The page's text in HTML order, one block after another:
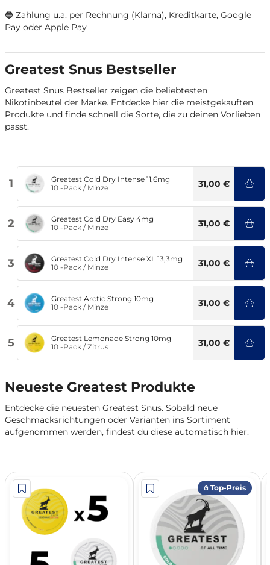
🔵 Zahlung u.a. per Rechnung (Klarna), Kreditkarte, Google
Pay oder Apple Pay
Greatest Snus Bestseller
Greatest Snus Bestseller zeigen die beliebtesten
Nikotinbeutel der Marke. Entdecke hier die meistgekauften
Produkte und finde schnell die Sorte, die zu deinen Vorlieben
passt.
1
Greatest Cold Dry Intense 11,6mg
10 -Pack / Minze 31,00 €
2
Greatest Cold Dry Easy 4mg
10 -Pack / Minze 31,00 €
3
Greatest Cold Dry Intense XL 13,3mg
10 -Pack / Minze 31,00 €
4
Greatest Arctic Strong 10mg
10 -Pack / Minze 31,00 €
5
Greatest Lemonade Strong 10mg
10 -Pack /Zitrus 31,00 €
Neueste Greatest Produkte
Entdecke die neuesten Greatest Snus. Sobald neue
Geschmacksrichtungen oder Varianten ins Sortiment
aufgenommen werden, findest du diese automatisch hier.
𖤘 Top-Preis